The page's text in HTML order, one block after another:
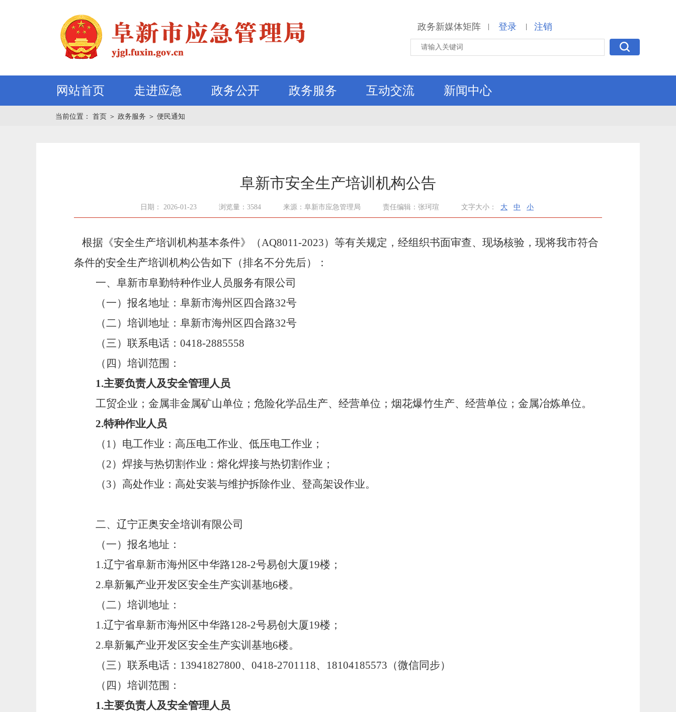
政务新媒体矩阵 | 登录 | 注销
网站首页 走进应急 政务公开 政务服务 互动交流 新闻中心
当前位置： 首页 ＞ 政务服务 ＞ 便民通知
阜新市安全生产培训机构公告
日期： 2026-01-23 浏览量：3584 来源：阜新市应急管理局 责任编辑：张珂瑄 文字大小： 大 中 小
根据《安全生产培训机构基本条件》（AQ8011-2023）等有关规定，经组织书面审查、现场核验，现将我市符合
条件的安全生产培训机构公告如下 （排名不分先后）
：
一、阜新市阜勤特种作业人员服务有限公司
（一）报名地址： 阜新市海州区四合路32号
（二）培训地址： 阜新市海州区四合路32号
（三）联系电话： 0418-2885558
（四）培训范围：
1.主要负责人及安全管理人员
工贸企业；金属非金属矿山单位；危险化学品生产、经营单位；烟花爆竹生产、经营单位；金属冶炼单位。
2.特种作业人员
（ 1）电工作业：高压电工作业、低压电工作业；
（2） 焊接与热切割作业： 熔化焊接与热切割作业；
（3）高处作业：高处安装与维护拆除作业、登高架设作业。
二、辽宁正奥安全培训有限公司
（一）报名地址：
1.辽宁省阜新市海州区中华路128-2号易创大厦19楼；
2.阜新氟产业开发区安全生产实训基地6楼。
（二）培训地址：
1.辽宁省阜新市海州区中华路128-2号易创大厦19楼；
2.阜新氟产业开发区安全生产实训基地6楼。
（三）联系电话： 13941827800、 0418-2701118、 18104185573 （微信同步）
（四）培训范围：
1.主要负责人及安全管理人员